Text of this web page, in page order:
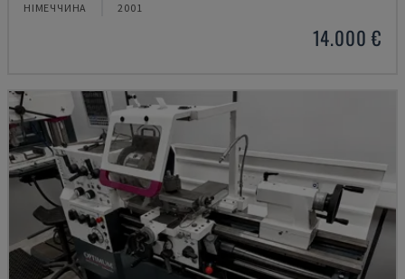
НІМЕЧЧИНА 2001
14.000 €